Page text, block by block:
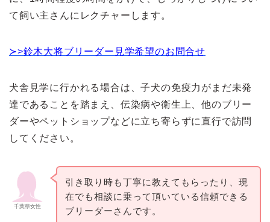
て飼い主さんにレクチャーします。
≻>鈴木大将ブリーダー見学希望のお問合せ
犬舎見学に行かれる場合は、子犬の免疫力がまだ未発
達であることを踏まえ、伝染病や衛生上、他のブリー
ダーやペットショップなどに立ち寄らずに直行で訪問
してください。
千葉県女性
引き取り時も丁寧に教えてもらったり、現
在でも相談に乗って頂いている信頼できる
ブリーダーさんです。